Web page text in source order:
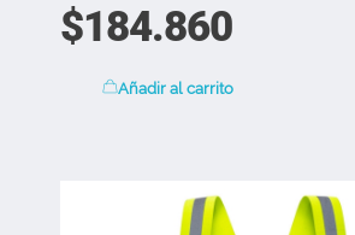
$184.860
Añadir al carrito